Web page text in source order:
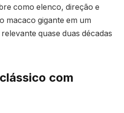
como elenco, direção e
macaco gigante em um
quase duas décadas
com